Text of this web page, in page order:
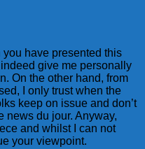
you have presented this
give me personally
On the other hand, from
I only trust when the
keep on issue and don’t
news du jour. Anyway,
and whilst I can not
your viewpoint.